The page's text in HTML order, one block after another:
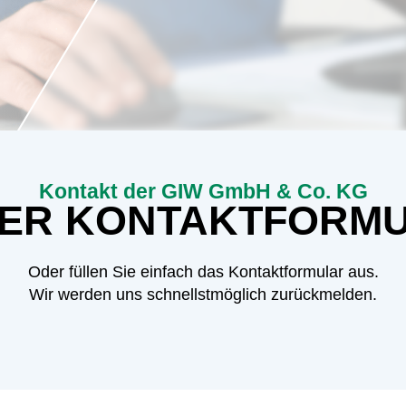
Kontakt der GIW GmbH & Co. KG
Oder füllen Sie einfach das Kontaktformular aus.
Wir werden uns schnellstmöglich zurückmelden.